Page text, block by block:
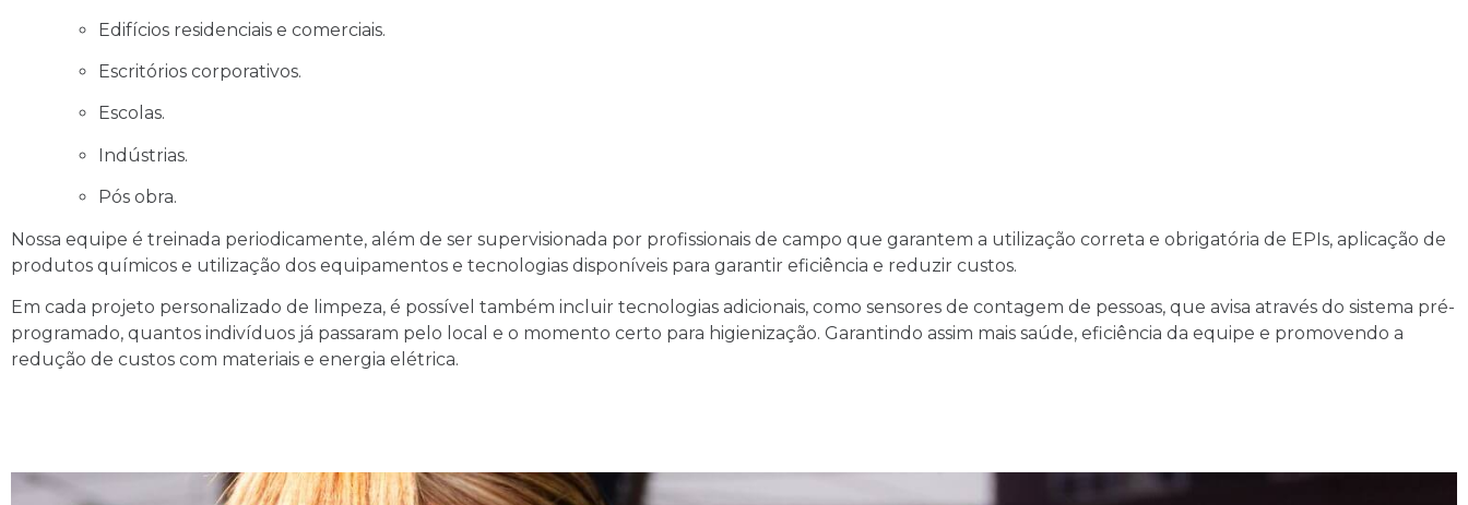
Edifícios residenciais e comerciais.
Escritórios corporativos.
Escolas.
Indústrias.
Pós obra.
Nossa equipe é treinada periodicamente, além de ser supervisionada por profissionais de campo que garantem a utilização correta e obrigatória de EPIs, aplicação de
produtos químicos e utilização dos equipamentos e tecnologias disponíveis para garantir eficiência e reduzir custos.
Em cada projeto personalizado de limpeza, é possível também incluir tecnologias adicionais, como sensores de contagem de pessoas, que avisa através do sistema pré-
programado, quantos indivíduos já passaram pelo local e o momento certo para higienização. Garantindo assim mais saúde, eficiência da equipe e promovendo a
redução de custos com materiais e energia elétrica.